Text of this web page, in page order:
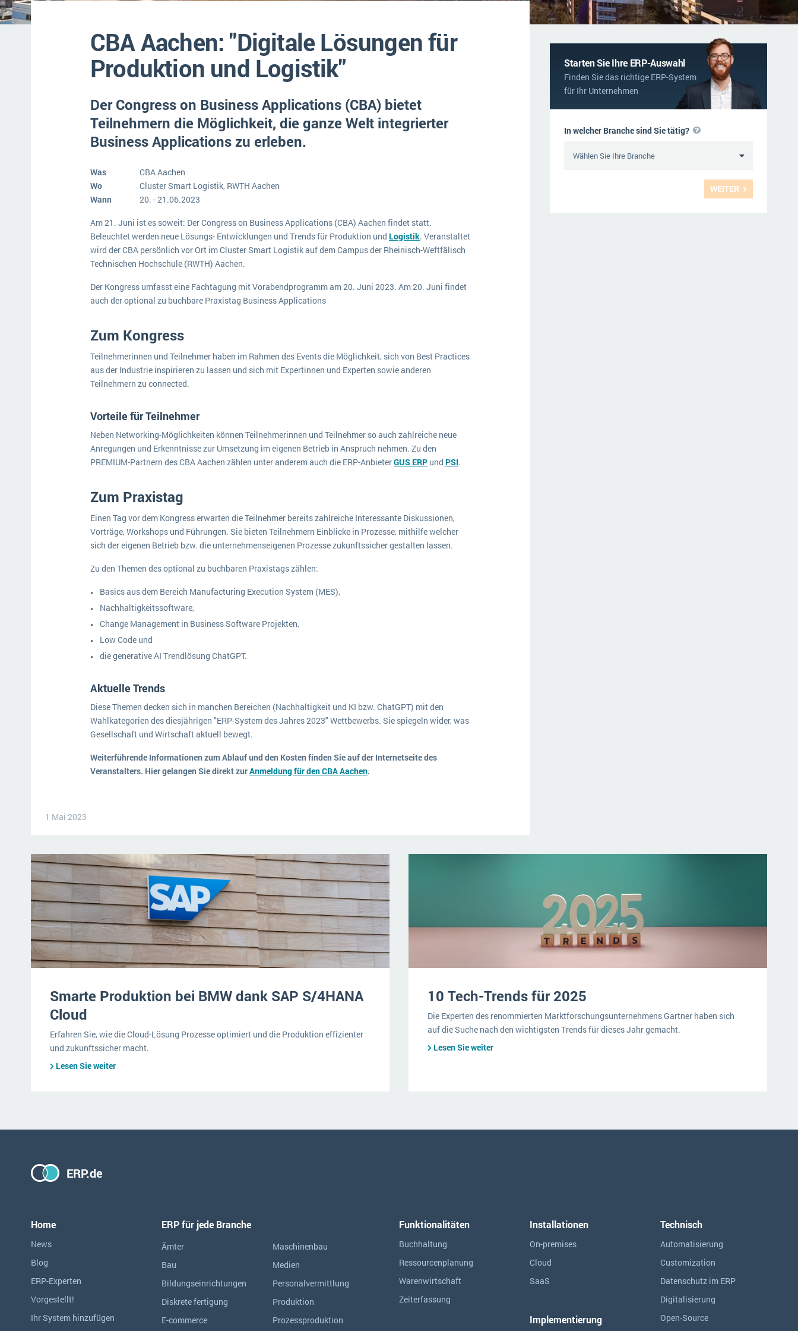
Kosten
Service und Wartung
NGO
Lebensmittelindustrie
Immobilien
Textil und Mode
Versorgung
MEHR ÜBER ERP-SOFTWARE
ERP-Trends in der Produktion
NACHRICHTENARCHIV
CBA Aachen: "Digitale Lösungen für
Produktion und Logistik"
Der Congress on Business Applications (CBA) bietet
Teilnehmern die Möglichkeit, die ganze Welt integrierter
Business Applications zu erleben.
Was
CBA Aachen
Wo
Cluster Smart Logistik, RWTH Aachen
Wann
20. - 21.06.2023
Am 21. Juni ist es soweit: Der Congress on Business Applications (CBA) Aachen findet statt.
Beleuchtet werden neue Lösungs- Entwicklungen und Trends für Produktion und Logistik. Veranstaltet
wird der CBA persönlich vor Ort im Cluster Smart Logistik auf dem Campus der Rheinisch-Weftfälisch
Technischen Hochschule (RWTH) Aachen.
Der Kongress umfasst eine Fachtagung mit Vorabendprogramm am 20. Juni 2023. Am 20. Juni findet
auch der optional zu buchbare Praxistag Business Applications
Zum Kongress
Teilnehmerinnen und Teilnehmer haben im Rahmen des Events die Möglichkeit, sich von Best Practices
aus der Industrie inspirieren zu lassen und sich mit Expertinnen und Experten sowie anderen
Teilnehmern zu connected.
Vorteile für Teilnehmer
Neben Networking-Möglichkeiten können Teilnehmerinnen und Teilnehmer so auch zahlreiche neue
Anregungen und Erkenntnisse zur Umsetzung im eigenen Betrieb in Anspruch nehmen. Zu den
PREMIUM-Partnern des CBA Aachen zählen unter anderem auch die ERP-AnbieterGUS ERP und PSI.
Zum Praxistag
Einen Tag vor dem Kongress erwarten die Teilnehmer bereits zahlreiche Interessante Diskussionen,
Vorträge, Workshops und Führungen. Sie bieten Teilnehmern Einblicke in Prozesse, mithilfe welcher
sich der eigenen Betrieb bzw. die unternehmenseigenen Prozesse zukunftssicher gestalten lassen.
Zu den Themen des optional zu buchbaren Praxistags zählen:
Basics aus dem Bereich Manufacturing Execution System (MES),
Nachhaltigkeitssoftware,
Change Management in Business Software Projekten,
Low Code und
die generative AI Trendlösung ChatGPT.
Aktuelle Trends
Diese Themen decken sich in manchen Bereichen (Nachhaltigkeit und KI bzw. ChatGPT) mit den
Wahlkategorien des diesjährigen "ERP-System des Jahres 2023" Wettbewerbs. Sie spiegeln wider, was
Gesellschaft und Wirtschaft aktuell bewegt.
Weiterführende Informationen zum Ablauf und den Kosten finden Sie auf der Internetseite des
Veranstalters. Hier gelangen Sie direkt zurAnmeldung für den CBA Aachen.
1 Mai 2023
Starten Sie Ihre ERP-Auswahl
Finden Sie das richtige ERP-System
für Ihr Unternehmen
WEITER
In welcher Branche sind Sie tätig?
Smarte Produktion bei BMW dank SAP S/4HANA
Cloud
Erfahren Sie, wie die Cloud-Lösung Prozesse optimiert und die Produktion effizienter
und zukunftssicher macht.
Lesen Sie weiter
10 Tech-Trends für 2025
Die Experten des renommierten Marktforschungsunternehmens Gartner haben sich
auf die Suche nach den wichtigsten Trends für dieses Jahr gemacht.
Lesen Sie weiter
ERP.de
Home
News
Blog
ERP-Experten
Vorgestellt!
Ihr System hinzufügen
ERP für jede Branche
Ämter
Bau
Bildungseinrichtungen
Diskrete fertigung
E-commerce
Maschinenbau
Medien
Personalvermittlung
Produktion
Prozessproduktion
Funktionalitäten
Buchhaltung
Ressourcen­planung
Warenwirtschaft
Zeiterfassung
Installationen
On-premises
Cloud
SaaS
Implementierung
Technisch
Automatisierung
Customization
Datenschutz im ERP
Digitalisierung
Open-Source